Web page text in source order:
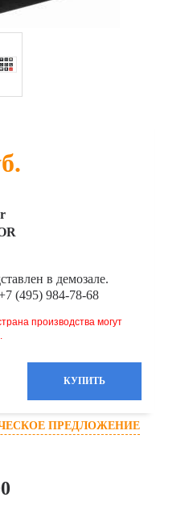
в демозале.
(495) 984-78-68
производства могут
ПРЕДЛОЖЕНИЕ